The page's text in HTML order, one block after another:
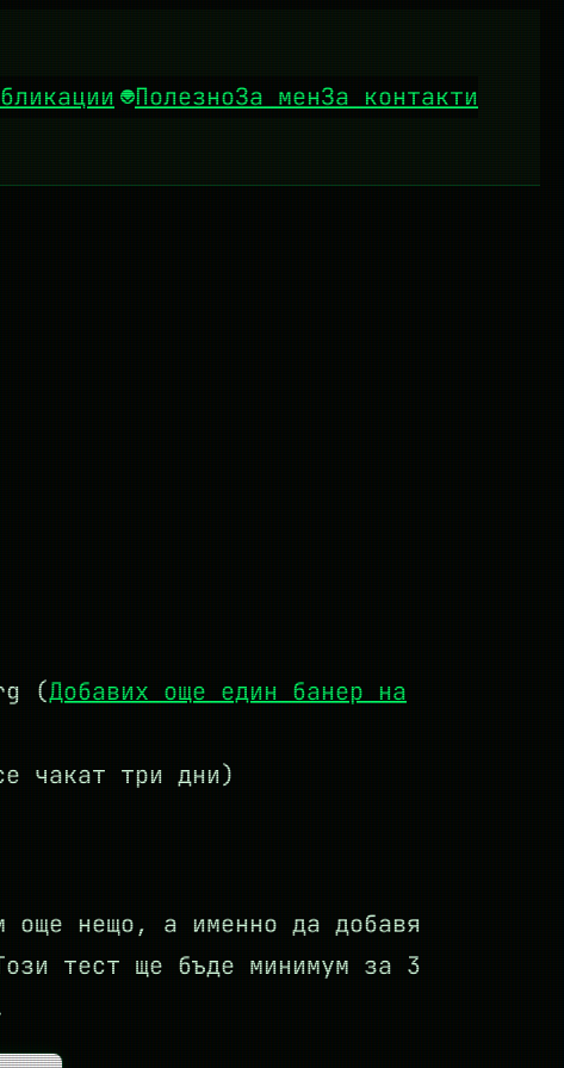
ПолезноЗа менЗа контакти
(Добавих още един банер на
чакат три дни)
още нещо, а именно да добавя
тест ще бъде минимум за 3